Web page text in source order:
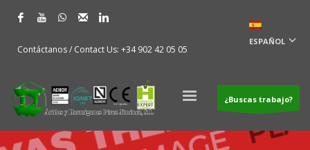
Contáctanos / Contact Us: +34 902 42 05 05
ESPAÑOL
¿Buscas trabajo?